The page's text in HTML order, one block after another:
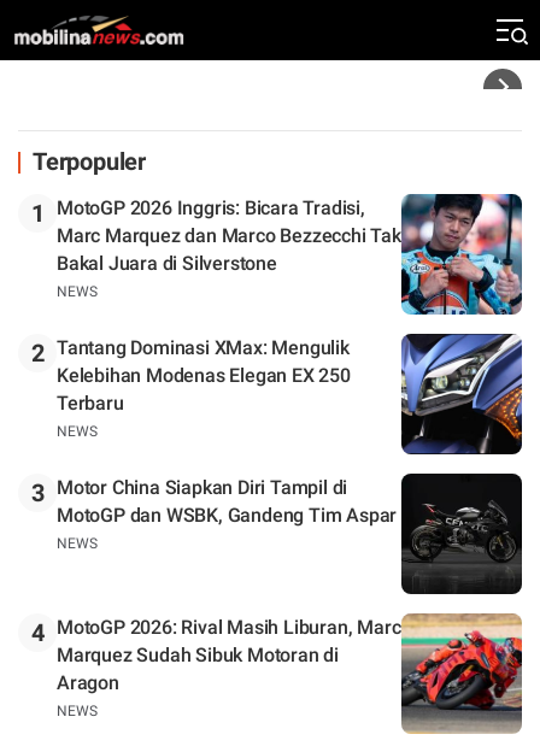
Silverstone. Seri Selanjutnya Belum Jelas
Terpopuler
1
MotoGP 2026 Inggris: Bicara Tradisi,
Marc Marquez dan Marco Bezzecchi Tak
Bakal Juara di Silverstone
NEWS
2 Tantang Dominasi XMax: Mengulik
Kelebihan Modenas Elegan EX 250
Terbaru
NEWS
3
Motor China Siapkan Diri Tampil di
MotoGP dan WSBK, Gandeng Tim Aspar
NEWS
4
MotoGP 2026: Rival Masih Liburan, Marc
Marquez Sudah Sibuk Motoran di
Aragon
NEWS